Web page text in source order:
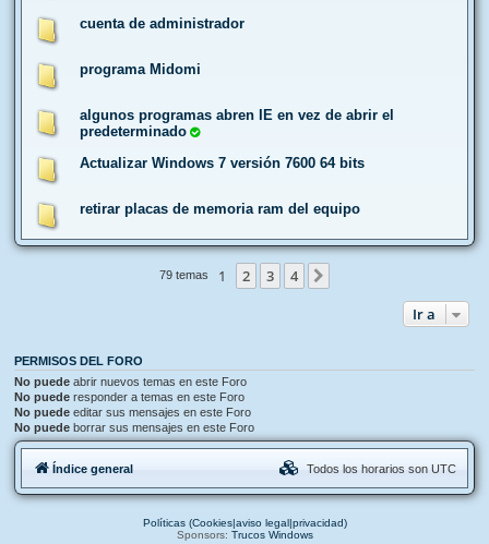
cuenta de administrador
programa Midomi
algunos programas abren IE en vez de abrir el
predeterminado
Actualizar Windows 7 versión 7600 64 bits
retirar placas de memoria ram del equipo
79 temas 1 2 3 4
Ir a
PERMISOS DEL FORO
No puede abrir nuevos temas en este Foro
No puede responder a temas en este Foro
No puede editar sus mensajes en este Foro
No puede borrar sus mensajes en este Foro
Índice general Todos los horarios son UTC
Políticas (Cookies|aviso legal|privacidad)
Sponsors: Trucos Windows